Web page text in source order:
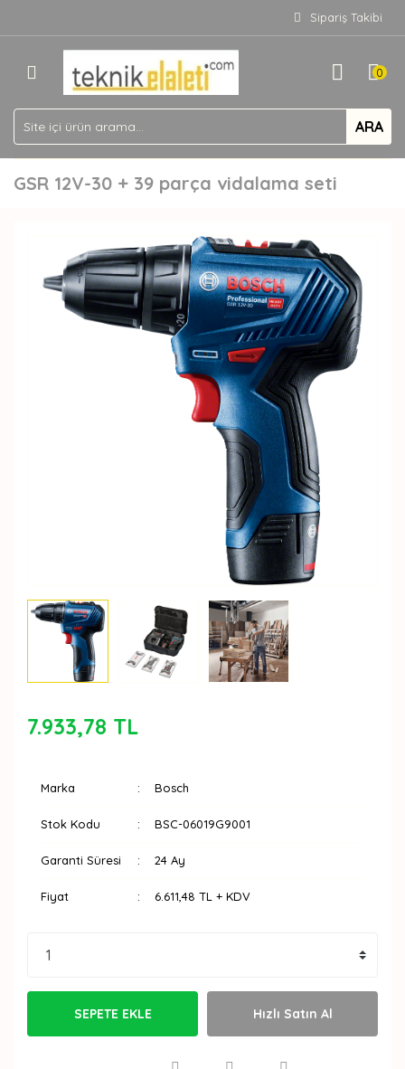
Sipariş Takibi
ARA
0
GSR 12V-30 + 39 parça vidalama seti
7.933,78 TL
Marka Bosch
Stok Kodu BSC-06019G9001
Garanti Süresi 24 Ay
Fiyat 6.611,48 TL + KDV
SEPETE EKLE Hızlı Satın Al